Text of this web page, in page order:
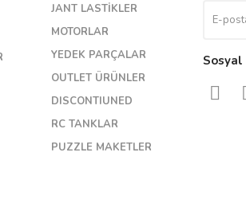
JANT LASTİKLER
MOTORLAR
YEDEK PARÇALAR
OUTLET ÜRÜNLER
DISCONTIUNED
RC TANKLAR
PUZZLE MAKETLER
Sosyal